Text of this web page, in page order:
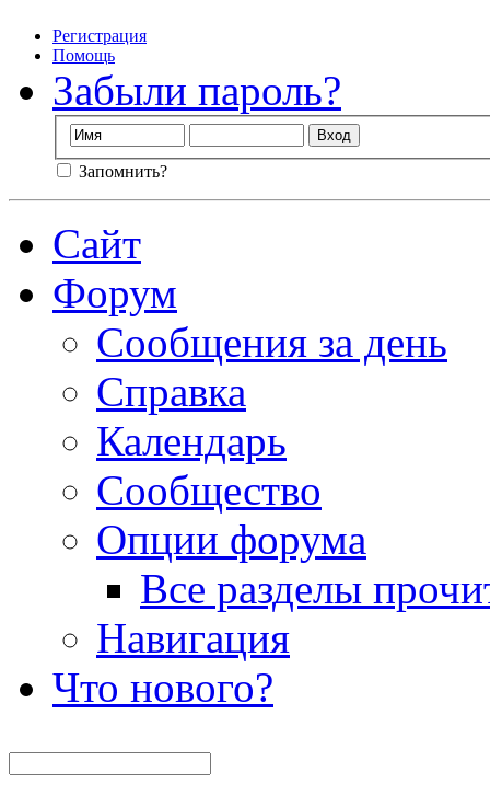
Регистрация
Помощь
Забыли пароль?
Запомнить?
Сайт
Форум
Сообщения за день
Справка
Календарь
Сообщество
Опции форума
Все разделы
Навигация
Что нового?